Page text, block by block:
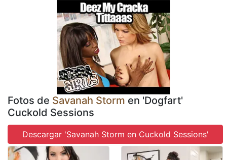
Fotos de Savanah Storm en 'Dogfart'
Cuckold Sessions
Descargar 'Savanah Storm en Cuckold Sessions'